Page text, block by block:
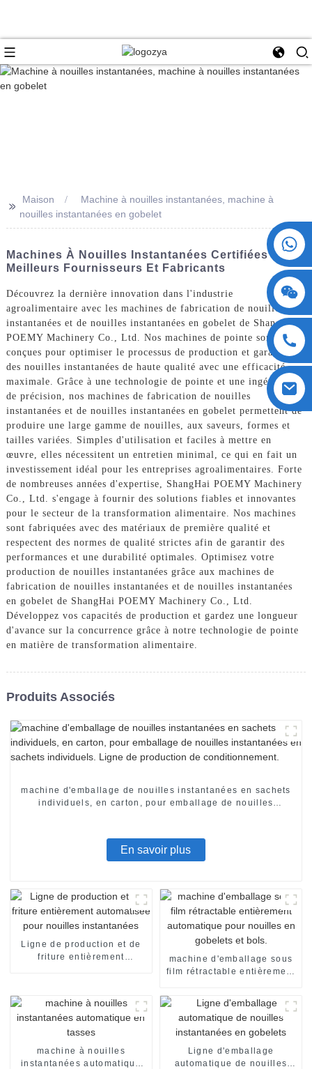
>>
Maison
Machine à nouilles instantanées, machine à
nouilles instantanées en gobelet
Machines À Nouilles Instantanées Certifiées CE -
Meilleurs Fournisseurs Et Fabricants
Découvrez la dernière innovation dans l'industrie
agroalimentaire avec les machines de fabrication de nouilles
instantanées et de nouilles instantanées en gobelet de ShangHai
POEMY Machinery Co., Ltd. Nos machines de pointe sont
conçues pour optimiser le processus de production et garantir
des nouilles instantanées de haute qualité avec une efficacité
maximale. Grâce à une technologie de pointe et une ingénierie
de précision, nos machines de fabrication de nouilles
instantanées et de nouilles instantanées en gobelet permettent de
produire une large gamme de nouilles, aux saveurs, formes et
tailles variées. Simples d'utilisation et faciles à mettre en
œuvre, elles nécessitent un entretien minimal, ce qui en fait un
investissement idéal pour les entreprises agroalimentaires. Forte
de nombreuses années d'expertise, ShangHai POEMY Machinery
Co., Ltd. s'engage à fournir des solutions fiables et innovantes
pour le secteur de la transformation alimentaire. Nos machines
sont fabriquées avec des matériaux de première qualité et
respectent des normes de qualité strictes afin de garantir des
performances et une durabilité optimales. Optimisez votre
production de nouilles instantanées grâce aux machines de
fabrication de nouilles instantanées et de nouilles instantanées
en gobelet de ShangHai POEMY Machinery Co., Ltd.
Développez vos capacités de production et gardez une longueur
d'avance sur la concurrence grâce à notre technologie de pointe
en matière de transformation alimentaire.
Produits Associés
machine d'emballage de nouilles instantanées en sachets
individuels, en carton, pour emballage de nouilles
En savoir plus
Ligne de production et de
friture entièrement
machine d'emballage sous
film rétractable entièrement
machine à nouilles
instantanées automatique
Ligne d'emballage
automatique de nouilles